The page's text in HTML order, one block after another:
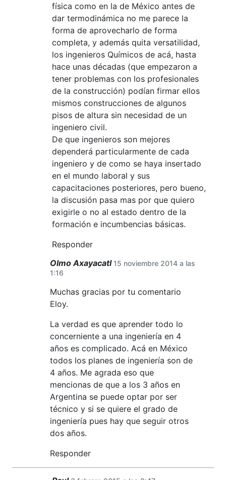
física como en la de México antes de
dar termodinámica no me parece la
forma de aprovecharlo de forma
completa, y además quita versatilidad,
los ingenieros Químicos de acá, hasta
hace unas décadas (que empezaron a
tener problemas con los profesionales
de la construcción) podían firmar ellos
mismos construcciones de algunos
pisos de altura sin necesidad de un
ingeniero civil.
De que ingenieros son mejores
dependerá particularmente de cada
ingeniero y de como se haya insertado
en el mundo laboral y sus
capacitaciones posteriores, pero bueno,
la discusión pasa mas por que quiero
exigirle o no al estado dentro de la
formación e incumbencias básicas.
Responder
Olmo Axayacatl 15 noviembre 2014 a las
1:16
Muchas gracias por tu comentario
Eloy.
La verdad es que aprender todo lo
concerniente a una ingeniería en 4
años es complicado. Acá en México
todos los planes de ingeniería son de
4 años. Me agrada eso que
mencionas de que a los 3 años en
Argentina se puede optar por ser
técnico y si se quiere el grado de
ingeniería pues hay que seguir otros
dos años.
Responder